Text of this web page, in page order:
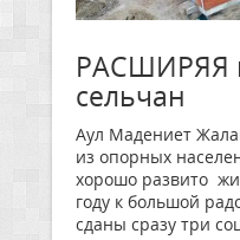
РАСШИРЯЯ
сельчан
Аул Мадениет
из опорных
хорошо развито
году к большой
сданы сразу три